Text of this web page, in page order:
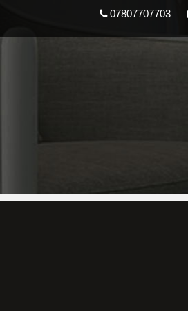
07807707703